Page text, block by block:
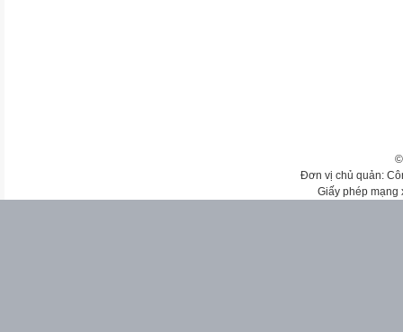
Đơn vị chủ quản:
Giấy phép mạng